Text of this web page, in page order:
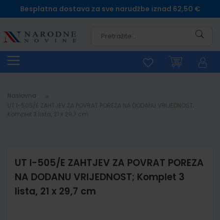
Besplatna dostava za sve narudžbe iznad 62,50 €
Naslovna
UT I-505/E ZAHTJEV ZA POVRAT POREZA
NA DODANU VRIJEDNOST; Komplet 3
lista, 21 x 29,7 cm